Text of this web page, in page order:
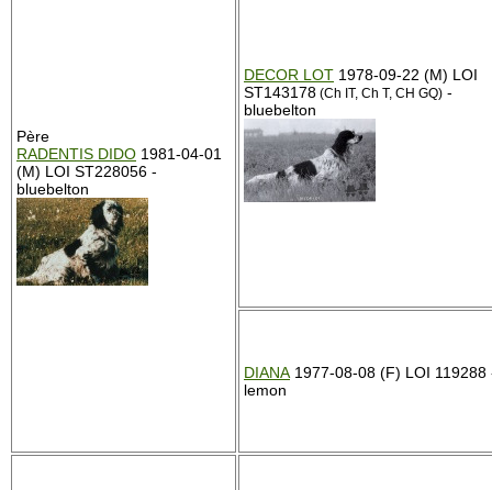
Père
RADENTIS DIDO 1981-04-01
(M) LOI ST228056 -
bluebelton
DECOR LOT 1978-09-22 (M) LOI
ST143178 (Ch IT, Ch T, CH GQ) -
bluebelton
DIANA 1977-08-08 (F) LOI 119288
lemon